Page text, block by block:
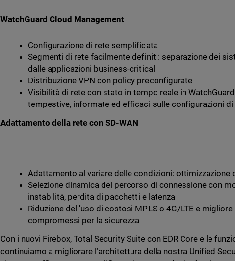
WatchGuard Cloud Management
Configurazione di rete semplificata
Segmenti di rete facilmente definiti: separazione dei
dalle applicazioni business-critical
Distribuzione VPN con policy preconfigurate
Visibilità di rete con stato in tempo reale in
tempestive, informate ed efficaci sulle configurazioni di
Adattamento della rete con SD-WAN
Adattamento al variare delle condizioni: ottimizzazione
Selezione dinamica del percorso di connessione con
instabilità, perdita di pacchetti e latenza
Riduzione dell'uso di costosi MPLS o 4G/LTE e
compromessi per la sicurezza
Con i nuovi Firebox, Total Security Suite con EDR Core e le
continuiamo a migliorare l’architettura della nostra Unified